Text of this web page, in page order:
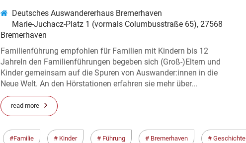
Deutsches Auswandererhaus Bremerhaven
Marie-Juchacz-Platz 1 (vormals Columbusstraße 65), 27568
Bremerhaven
Familienführung empfohlen für Familien mit Kindern bis 12
JahreIn den Familienführungen begeben sich (Groß-)Eltern und
Kinder gemeinsam auf die Spuren von Auswander:innen in die
Neue Welt. An den Hörstationen erfahren sie mehr über...
read more
Familie Kinder Führung Bremerhaven Geschichte